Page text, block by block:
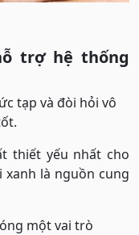
trợ hệ thống
tạp và đòi hỏi vô
thiết yếu nhất cho
xanh là nguồn cung
một vai trò